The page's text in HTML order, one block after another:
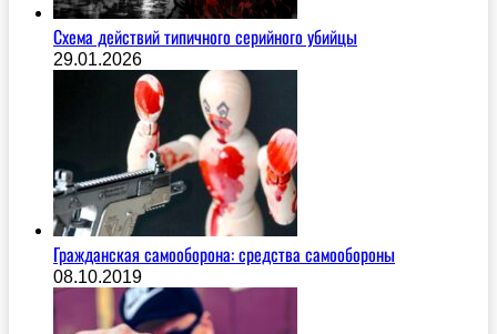
Схема действий типичного серийного убийцы
29.01.2026
Гражданская самооборона: cредства самообороны
08.10.2019